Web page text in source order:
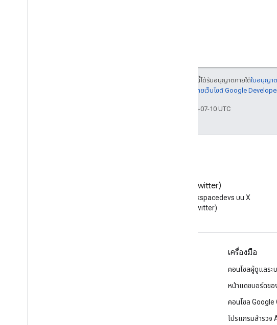
เนื้อหาของหน้าเว็บนี้ได้รับอนุญาตภายใต้ใบอนุญา
นโยบายเว็บไซต์ Google
อัปเดตล่าสุด 2026-07-10 UTC
X (Twitter)
ติดตาม @workspacedevs บน X
(Twitter)
เครื่องมือ
คอนโซลผู้ดูแลระ
หน้าแดชบอร์ดข
คอนโซล Google
โปรแกรมสำรวจ